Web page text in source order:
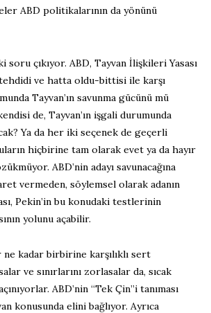
ABD politikalarının da yönünü
soru çıkıyor. ABD, Tayvan İlişkileri Yasası
tehdidi ve hatta oldu-bittisi ile karşı
Tayvan’ın savunma gücünü mü
de, Tayvan’ın işgali durumunda
Ya da her iki seçenek de geçerli
hiçbirine tam olarak evet ya da hayır
ABD’nin adayı savunacağına
vermeden, söylemsel olarak adanın
Pekin’in bu konudaki testlerinin
yolunu açabilir.
ne kadar birbirine karşılıklı sert
ve sınırlarını zorlasalar da, sıcak
ABD’nin “Tek Çin”i tanıması
konusunda elini bağlıyor. Ayrıca